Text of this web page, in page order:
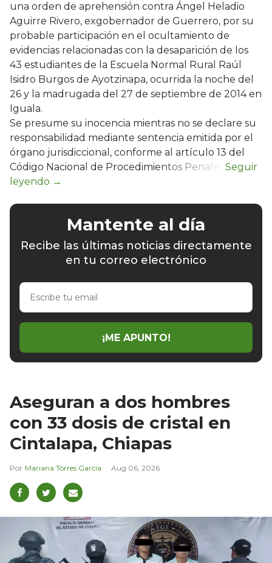
una orden de aprehensión contra Ángel Heladio
Aguirre Rivero, exgobernador de Guerrero, por su
probable participación en el ocultamiento de
evidencias relacionadas con la desaparición de los
43 estudiantes de la Escuela Normal Rural Raúl
Isidro Burgos de Ayotzinapa, ocurrida la noche del
26 y la madrugada del 27 de septiembre de 2014 en
Iguala.
Se presume su inocencia mientras no se declare su
responsabilidad mediante sentencia emitida por el
órgano jurisdiccional, conforme al artículo 13 del
Código Nacional de Procedimientos Penales.
Mantente al día
Recibe las últimas noticias directamente
en tu correo electrónico
Escribe
email
¡ME APUNTO!
Aseguran a dos hombres
con 33 dosis de cristal en
Cintalapa, Chiapas
Mariana Torres García Aug 06, 2026